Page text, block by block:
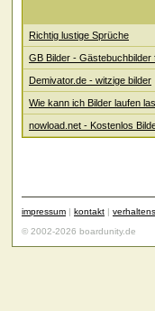
Richtig lustige Sprüche
GB Bilder -
Demivator.de - witzige bilder
Wie kann ich Bilder laufen
nowload.net - Kostenlos
impressum | kontakt |
© 2002-2026 boardunity.de